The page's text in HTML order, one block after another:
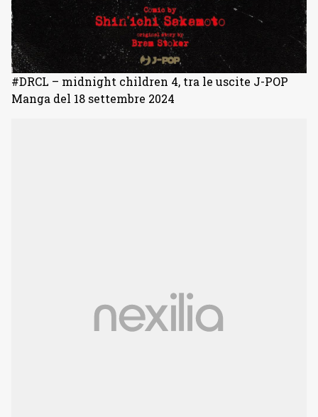
#DRCL – midnight children 4, tra le uscite J-POP
Manga del 18 settembre 2024